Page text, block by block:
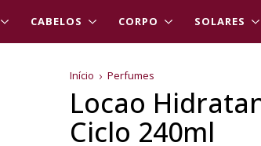
CABELOS CORPO SOLARES
Início Perfumes
Locao
Ciclo 240ml